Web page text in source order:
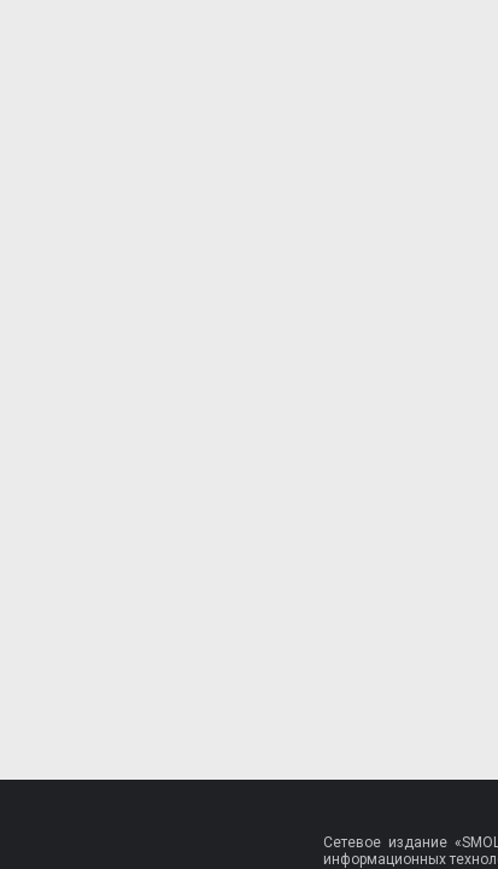
Сетевое издание
информационных